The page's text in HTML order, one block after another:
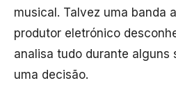
musical. Talvez uma banda
produtor eletrónico
analisa tudo durante alguns
uma decisão.